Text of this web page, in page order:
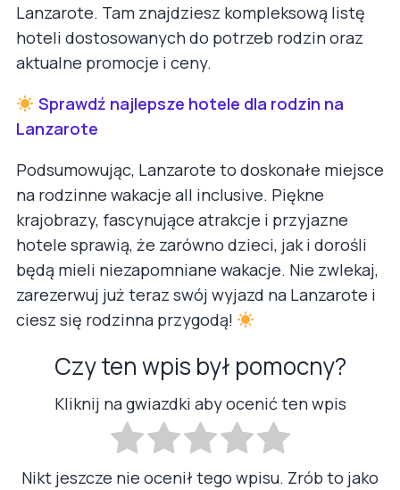
Lanzarote. Tam znajdziesz kompleksową listę
hoteli dostosowanych do potrzeb rodzin oraz
aktualne promocje i ceny.
Sprawdź najlepsze hotele dla rodzin na
Lanzarote
Podsumowując, Lanzarote to doskonałe miejsce
na rodzinne wakacje all inclusive. Piękne
krajobrazy, fascynujące atrakcje i przyjazne
hotele sprawią, że zarówno dzieci, jak i dorośli
będą mieli niezapomniane wakacje. Nie zwlekaj,
zarezerwuj już teraz swój wyjazd na Lanzarote i
ciesz się rodzinna przygodą!
Czy ten wpis był pomocny?
Kliknij na gwiazdki aby ocenić ten wpis
Nikt jeszcze nie ocenił tego wpisu. Zrób to jako